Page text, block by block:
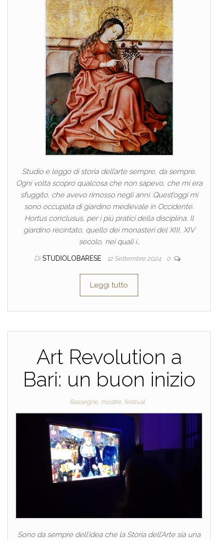
Studio e leggo di storia dell’arte sempre, da sempre.
Ogni volta scopro qualcosa che non sapevo, che mi era
sfuggito, che avevo rimosso negli anni. Quest’oggi mi
sono occupata di giardino medievale in Occidente.
Hortus conclusus, per i più pratici della disciplina. Il
giardino recintato, quello dei monasteri del XIII, XIV
secolo, nei quali i…
Di STUDIOLOBARESE 12 Settembre 2024 0
Leggi tutto
Art Revolution a
Bari: un buon inizio
Rassegne, mostre, festival
Sono da sempre dell’idea che la Storia dell’Arte sia una